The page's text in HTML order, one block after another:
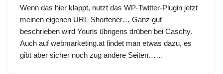
Wenn das hier klappt, nutzt das WP-Twitter-Plugin jetzt
meinen eigenen URL-Shortener… Ganz gut
beschrieben wird Yourls übrigens drüben bei Caschy.
Auch auf webmarketing.at findet man etwas dazu, es
gibt aber sicher noch zug andere Seiten……